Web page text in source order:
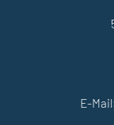
E-Mail: